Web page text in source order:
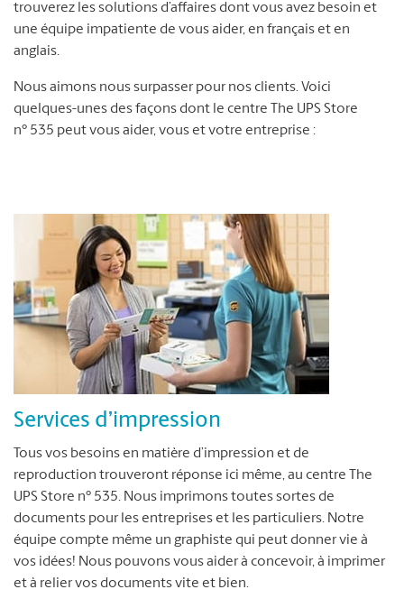
trouverez les solutions d’affaires dont vous avez besoin et
une équipe impatiente de vous aider, en français et en
anglais.
Nous aimons nous surpasser pour nos clients. Voici
quelques-unes des façons dont le centre The UPS Store
n° 535 peut vous aider, vous et votre entreprise :
Services d’impression
Tous vos besoins en matière d’impression et de
reproduction trouveront réponse ici même, au centre The
UPS Store n° 535. Nous imprimons toutes sortes de
documents pour les entreprises et les particuliers. Notre
équipe compte même un graphiste qui peut donner vie à
vos idées! Nous pouvons vous aider à concevoir, à imprimer
et à relier vos documents vite et bien.